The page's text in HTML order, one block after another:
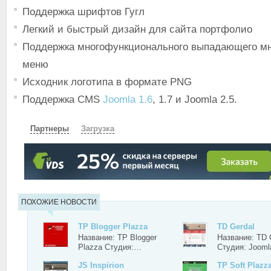
Поддержка шрифтов Гугл
Легкий и быстрый дизайн для сайта портфолио
Поддержка многофункционального выпадающего
меню
Исходник логотипа в формате PNG
Поддержка CMS Joomla 1.6, 1.7 и Joomla 2.5.
Партнеры Загрузка
СКАЧАТЬ ЗЕРКАЛО ЗЕРКАЛО №2
ПОХОЖИЕ НОВОСТИ
TP Blogger Plazza
Название: TP Blogger
Plazza Студия:…
TD Gerdal
Название: TD
Студия:
JS Inspirion
TP Soft